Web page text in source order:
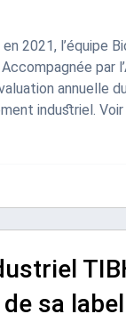
2021, l’équipe
par
annuelle
industriel.
sa